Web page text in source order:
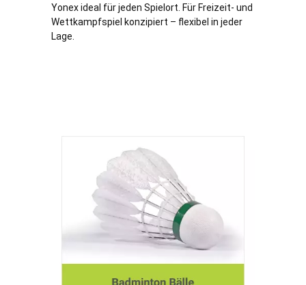
Yonex ideal für jeden Spielort. Für Freizeit- und
Wettkampfspiel konzipiert – flexibel in jeder
Lage.